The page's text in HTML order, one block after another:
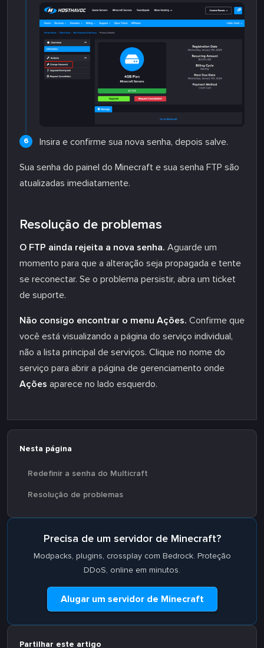
Insira e confirme sua nova senha, depois salve.
Sua senha do painel do Minecraft e sua senha FTP são
atualizadas imediatamente.
Resolução de problemas
O FTP ainda rejeita a nova senha. Aguarde um
momento para que a alteração seja propagada e tente
se reconectar. Se o problema persistir, abra um ticket
de suporte.
Não consigo encontrar o menu Ações. Confirme que
você está visualizando a página do serviço individual,
não a lista principal de serviços. Clique no nome do
serviço para abrir a página de gerenciamento onde
Ações aparece no lado esquerdo.
Nesta página
Redefinir a senha do Multicraft
Resolução de problemas
Precisa de um servidor de Minecraft?
Modpacks, plugins, crossplay com Bedrock. Proteção
DDoS, online em minutos.
Alugar um servidor de Minecraft
Partilhar este artigo